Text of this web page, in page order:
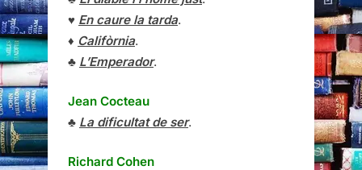
♥ En caure la tarda.
♦ Califòrnia.
♣ L’Emperador.
Jean Cocteau
♣ La dificultat de ser.
Richard Cohen